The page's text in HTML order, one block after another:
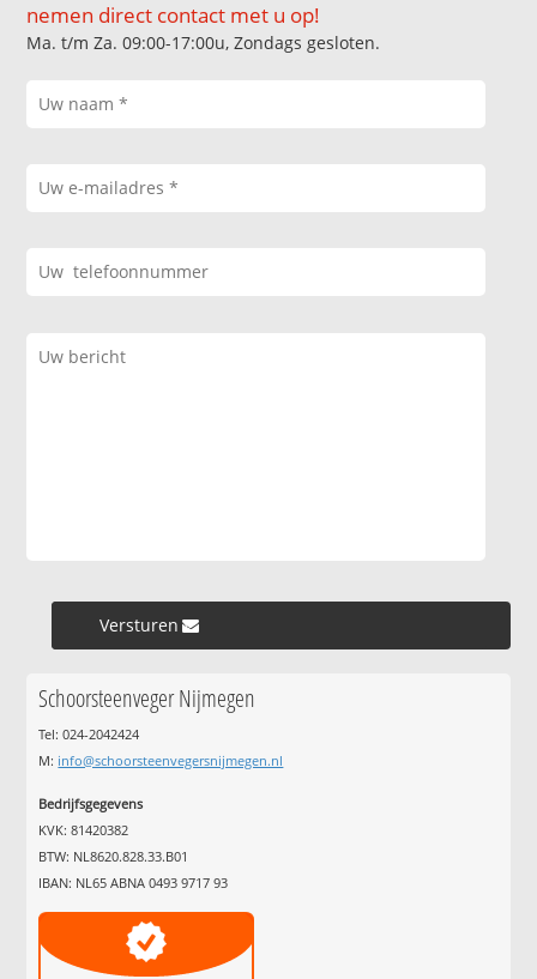
nemen direct contact met u op!
Ma. t/m Za. 09:00-17:00u, Zondags gesloten.
Versturen »
Schoorsteenveger Nijmegen
Tel: 024-2042424
M: info@schoorsteenvegersnijmegen.nl
Bedrijfsgegevens
KVK: 81420382
BTW: NL8620.828.33.B01
IBAN: NL65 ABNA 0493 9717 93